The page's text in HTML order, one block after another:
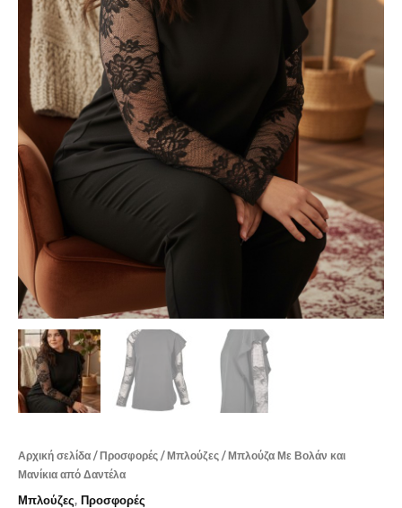
Αρχική σελίδα / Προσφορές / Μπλούζες / Μπλούζα Με Βολάν και
Μανίκια από Δαντέλα
Μπλούζες, Προσφορές